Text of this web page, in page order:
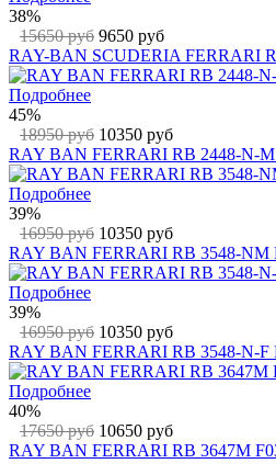
38%
15650 руб 9650 руб
RAY-BAN SCUDERIA FERRARI
Подробнее
45%
18950 руб 10350 руб
RAY BAN FERRARI RB 2448-N-M
Подробнее
39%
16950 руб 10350 руб
RAY BAN FERRARI RB 3548-NM
Подробнее
39%
16950 руб 10350 руб
RAY BAN FERRARI RB 3548-N-F
Подробнее
40%
17650 руб 10650 руб
RAY BAN FERRARI RB 3647M